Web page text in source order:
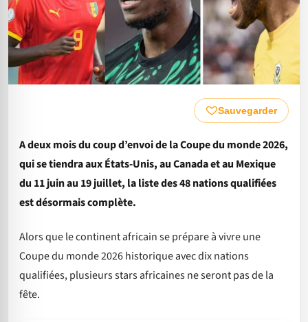
Sauvegarder
A deux mois du coup d’envoi de la Coupe du monde 2026,
qui se tiendra aux États-Unis, au Canada et au Mexique
du 11 juin au 19 juillet, la liste des 48 nations qualifiées
est désormais complète.
Alors que le continent africain se prépare à vivre une
Coupe du monde 2026 historique avec dix nations
qualifiées, plusieurs stars africaines ne seront pas de la
fête.